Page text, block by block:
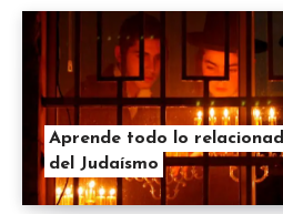
Aprende todo lo
del Judaísmo